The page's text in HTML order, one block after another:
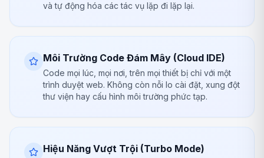
và tự động hóa các tác vụ lặp đi lặp lại.
Môi Trường Code Đám Mây (Cloud IDE)
Code mọi lúc, mọi nơi, trên mọi thiết bị chỉ với một
trình duyệt web. Không còn nỗi lo cài đặt, xung đột
thư viện hay cấu hình môi trường phức tạp.
Hiệu Năng Vượt Trội (Turbo Mode)